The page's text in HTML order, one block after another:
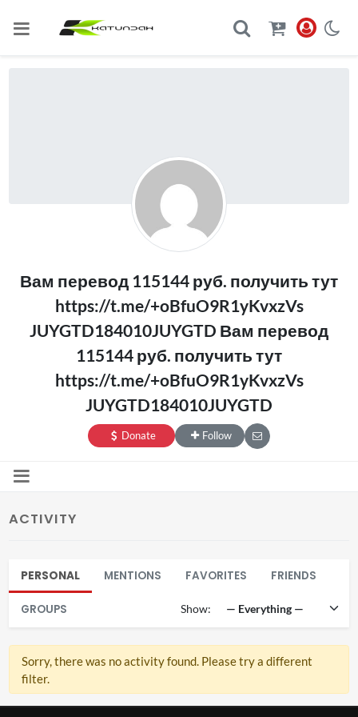
Вам перевод 115144 руб. получить тут
https://t.me/+oBfuO9R1yKvxzVs
JUYGTD184010JUYGTD Вам перевод
115144 руб. получить тут
https://t.me/+oBfuO9R1yKvxzVs
JUYGTD184010JUYGTD
Donate Follow
ACTIVITY
PERSONAL MENTIONS FAVORITES FRIENDS
GROUPS Show:
Sorry, there was no activity found. Please try a different
filter.